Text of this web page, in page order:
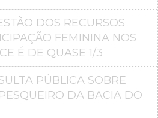
DOS RECURSOS
FEMININA NOS
É DE QUASE 1/3
PÚBLICA SOBRE
DA BACIA DO